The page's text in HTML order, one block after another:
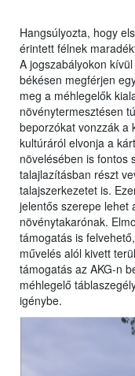
Hangsúlyozta, hogy
érintett félnek
A jogszabályokon
békésen megférjen
meg a méhlegelők
növénytermesztésen
beporzókat vonzzák a
kultúráról elvonja a
növelésében is fontos
talajlazításban részt
talajszerkezetet is.
jelentős szerepe lehet
növénytakarónak.
támogatás is
művelés alól kivett
támogatás az AKG-n
méhlegelő
igénybe.